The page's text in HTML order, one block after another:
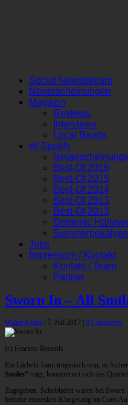
Social Newsstream
Neuerscheinungen
Magazin
Reviews
Interviews
Local Bands
@ Spotify
Best-Of 2016
Best-Of 2015
Best-Of 2014
Best-Of 2013
Best-Of 2012
Demonic
Jobs
Impressum / Kontakt
Kontakt / Team
Partner
Sworn In – All
Walter Kraus 7. Juli 2017 0 Comments
(c) Fearless Records
Ein Lächeln kann trügerisch sein, in
Smiles“ trägt, konzentriert sich das
Zugegeben, Schubladen waren bei
beinahe emoesken Klargesang im Core-